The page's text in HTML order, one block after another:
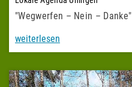
"Wegwerfen – Nein – Danke"
weiterlesen